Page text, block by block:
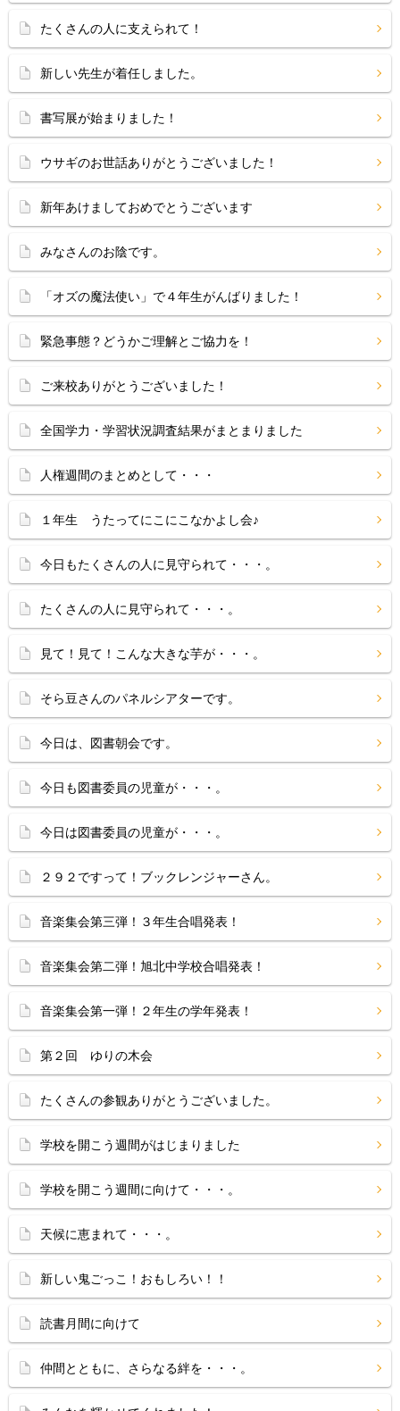
たくさんの人に支えられて！
新しい先生が着任しました。
書写展が始まりました！
ウサギのお世話ありがとうございました！
新年あけましておめでとうございます
みなさんのお陰です。
「オズの魔法使い」で４年生がんばりました！
緊急事態？どうかご理解とご協力を！
ご来校ありがとうございました！
全国学力・学習状況調査結果がまとまりました
人権週間のまとめとして・・・
１年生 うたってにこにこなかよし会♪
今日もたくさんの人に見守られて・・・。
たくさんの人に見守られて・・・。
見て！見て！こんな大きな芋が・・・。
そら豆さんのパネルシアターです。
今日は、図書朝会です。
今日も図書委員の児童が・・・。
今日は図書委員の児童が・・・。
２９２ですって！ブックレンジャーさん。
音楽集会第三弾！３年生合唱発表！
音楽集会第二弾！旭北中学校合唱発表！
音楽集会第一弾！２年生の学年発表！
第２回 ゆりの木会
たくさんの参観ありがとうございました。
学校を開こう週間がはじまりました
学校を開こう週間に向けて・・・。
天候に恵まれて・・・。
新しい鬼ごっこ！おもしろい！！
読書月間に向けて
仲間とともに、さらなる絆を・・・。